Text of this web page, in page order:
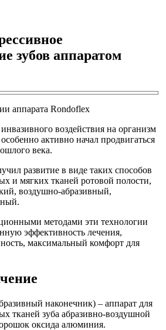
зубов аппаратом
воздействия на организм
активно начал продвигаться
века.
развитие в виде таких способов
и мягких тканей ротовой полости,
воздушно-абразивный,
методами эти технологии
эффективность лечения,
максимальный комфорт для
наконечник) – аппарат для
тканей зуба абразивно-воздушной
оксида алюминия.